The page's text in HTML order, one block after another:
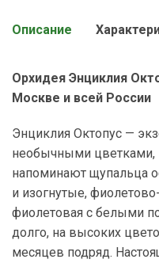
Описание
Орхидея Энциклия
Москве и всей России
Энциклия Октопус —
необычными
напоминают щупальца
и изогнутые,
фиолетовая с белыми
долго, на высоких
месяцев подряд.